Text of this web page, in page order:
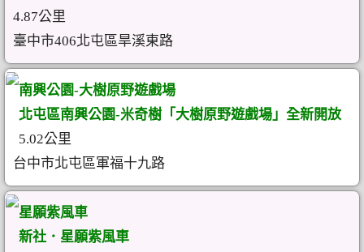
4.87公里
臺中市406北屯區旱溪東路
南興公園-大樹原野遊戲場
北屯區南興公園-米奇樹「大樹原野遊戲場」全新開放
5.02公里
台中市北屯區軍福十九路
星願紫風車
新社．星願紫風車